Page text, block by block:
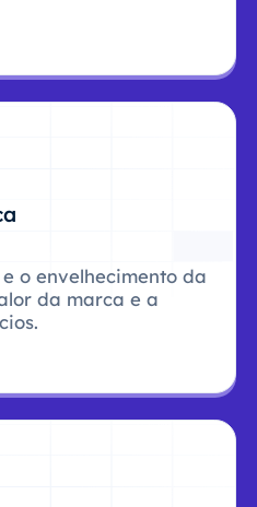
o envelhecimento da
da marca e a